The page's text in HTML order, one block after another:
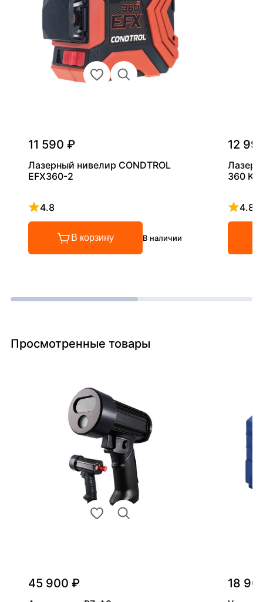
11 590 ₽
Лазерный нивелир CONDTROL
EFX360-2
4.8
Рейтинг 4.8 из 5
В корзину В наличии
12
360 KIT
4.8
Просмотренные товары
45 900 ₽ 18